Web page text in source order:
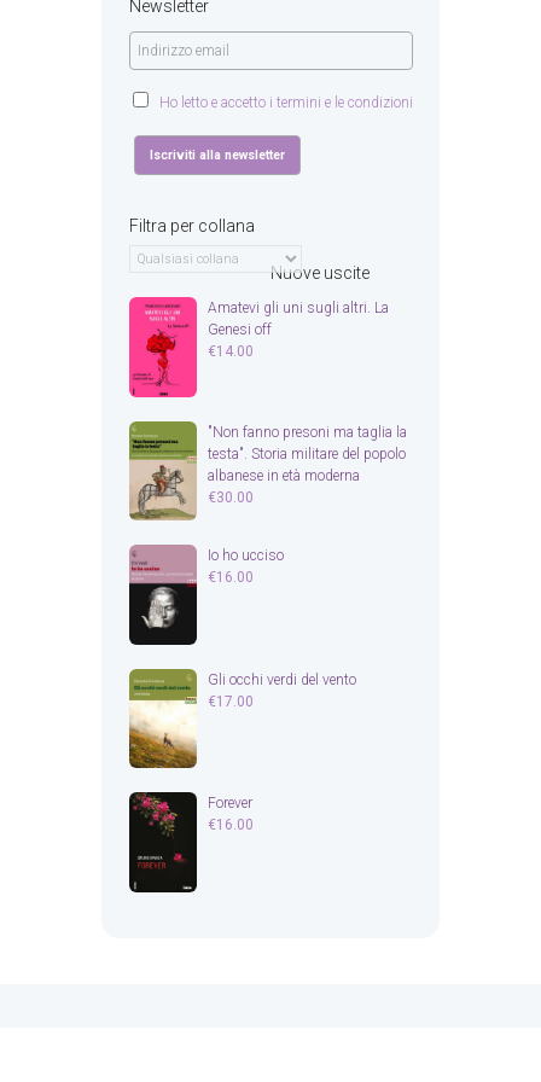
Newsletter
Ho letto e accetto i termini e le condizioni
Filtra per collana
Nuove uscite
Amatevi gli uni sugli altri. La
Genesi off
€14.00
"Non fanno presoni ma taglia la
testa". Storia militare del popolo
albanese in età moderna
€30.00
Io ho ucciso
€16.00
Gli occhi verdi del vento
€17.00
Forever
€16.00